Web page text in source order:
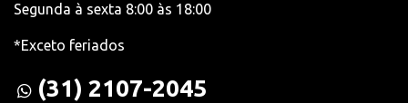
Segunda à sexta 8:00 às 18:00
*Exceto feriados
(31) 2107-2045